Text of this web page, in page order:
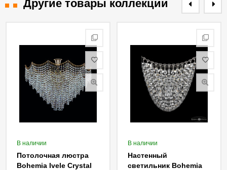
Другие товары коллекции
В наличии
Потолочная люстра
Bohemia Ivele Crystal
В наличии
Настенный
светильник Bohemia